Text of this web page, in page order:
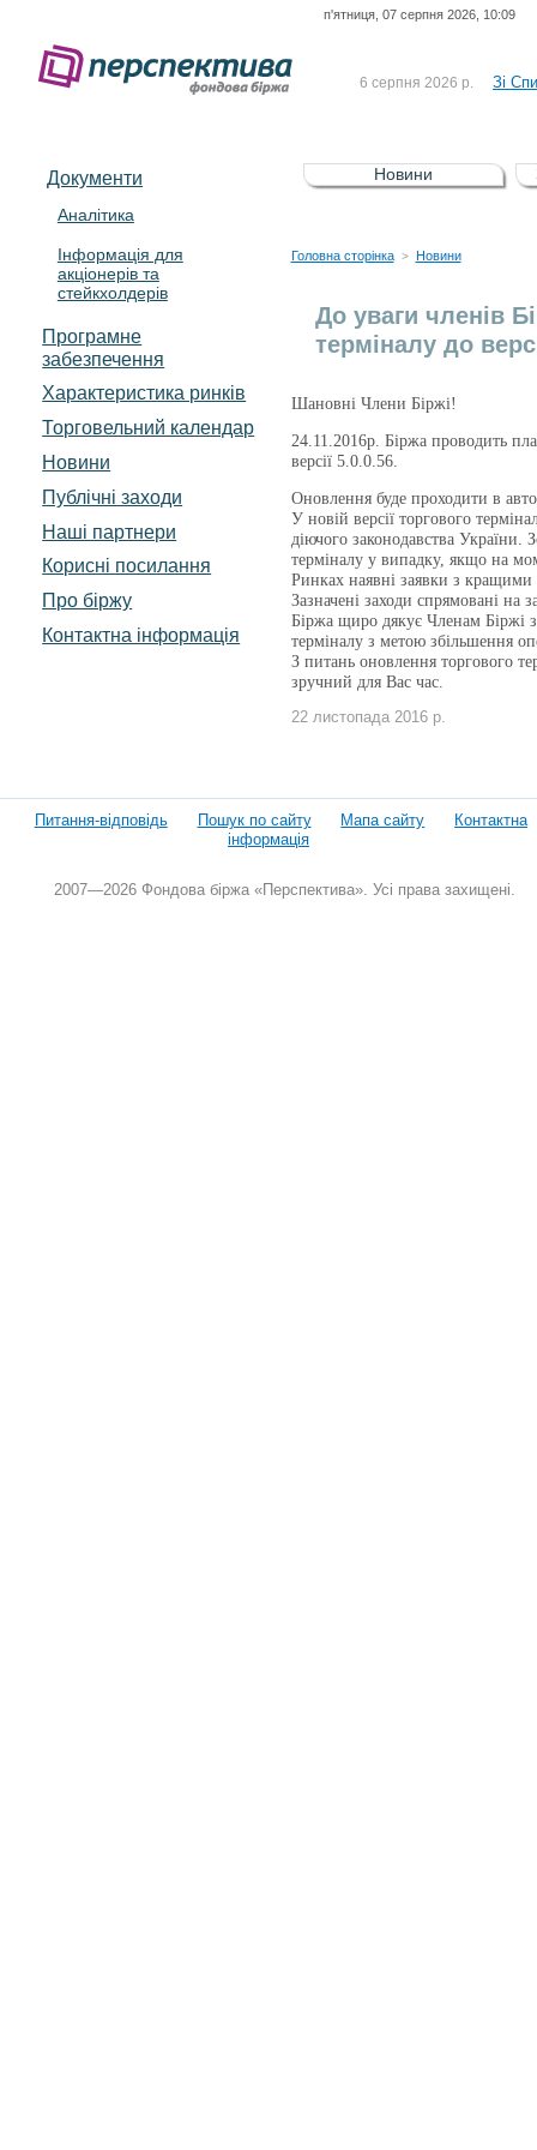
п'ятниця, 07 серпня 2026, 10:09
6 серпня 2026 р. Зі
5 серпня 2026 р.
Зі
UA4000232607)
4 серпня 2026 р.
Документи
Аналітика
Інформація для
акціонерів та
стейкхолдерів
Програмне
забезпечення
Характеристика pинків
Торговельний календар
Новини
Публічні заходи
Наші партнери
Корисні посилання
Про біржу
Контактна інформація
Новини
Головна сторінка > Новини
До уваги членів
терміналу до
Шановні Члени Біржі!
24.11.2016р. Біржа проводить
версії 5.0.0.56.
Оновлення буде проходити в
У новій версії торгового
діючого законодавства України.
терміналу у випадку, якщо на
Ринках наявні заявки з кращими
Зазначені заходи спрямовані на
Біржа щиро дякує Членам Біржі
терміналу з метою збільшення
З питань оновлення торгового
зручний для Вас час.
22 листопада 2016 р.
Питання-відповідь Пошук по сайту Мапа сайту
Контактна
інформація
2007—2026 Фондова біржа «Перспектива». Усі права захищені.